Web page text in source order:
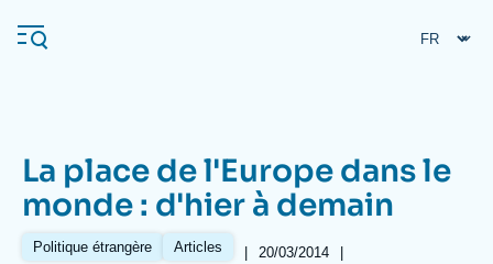
au
contenu
Navigation
principale
L'Ifri
La place de l'Europe dans le
monde : d'hier à demain
Politique étrangère Articles |
Date
20/03/2014
|